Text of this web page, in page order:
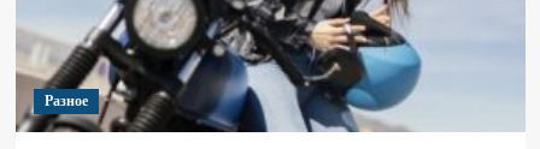
Разное